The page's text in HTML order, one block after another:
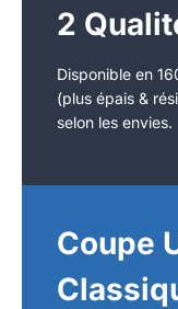
2
Disponible en
(plus épais &
selon les envies.
Coupe